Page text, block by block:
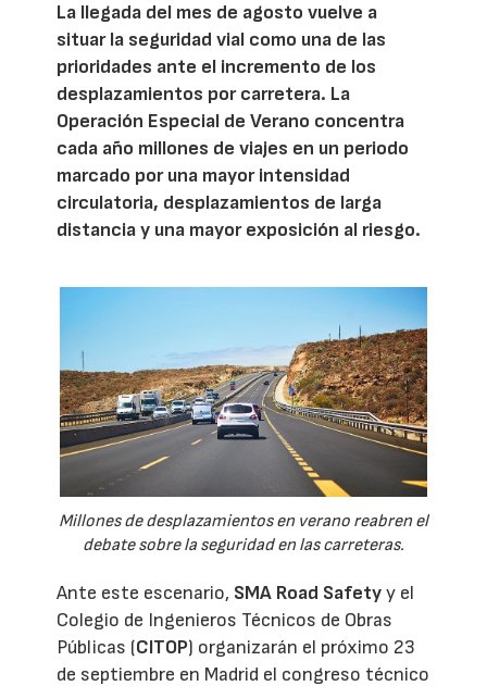
La llegada del mes de agosto vuelve a
situar la seguridad vial como una de las
prioridades ante el incremento de los
desplazamientos por carretera. La
Operación Especial de Verano concentra
cada año millones de viajes en un periodo
marcado por una mayor intensidad
circulatoria, desplazamientos de larga
distancia y una mayor exposición al riesgo.
Millones de desplazamientos en verano reabren el
debate sobre la seguridad en las carreteras.
Ante este escenario, SMA Road Safetyy el
Colegio de Ingenieros Técnicos de Obras
Públicas (CITOP) organizarán el próximo 23
de septiembre en Madrid el congreso técnico